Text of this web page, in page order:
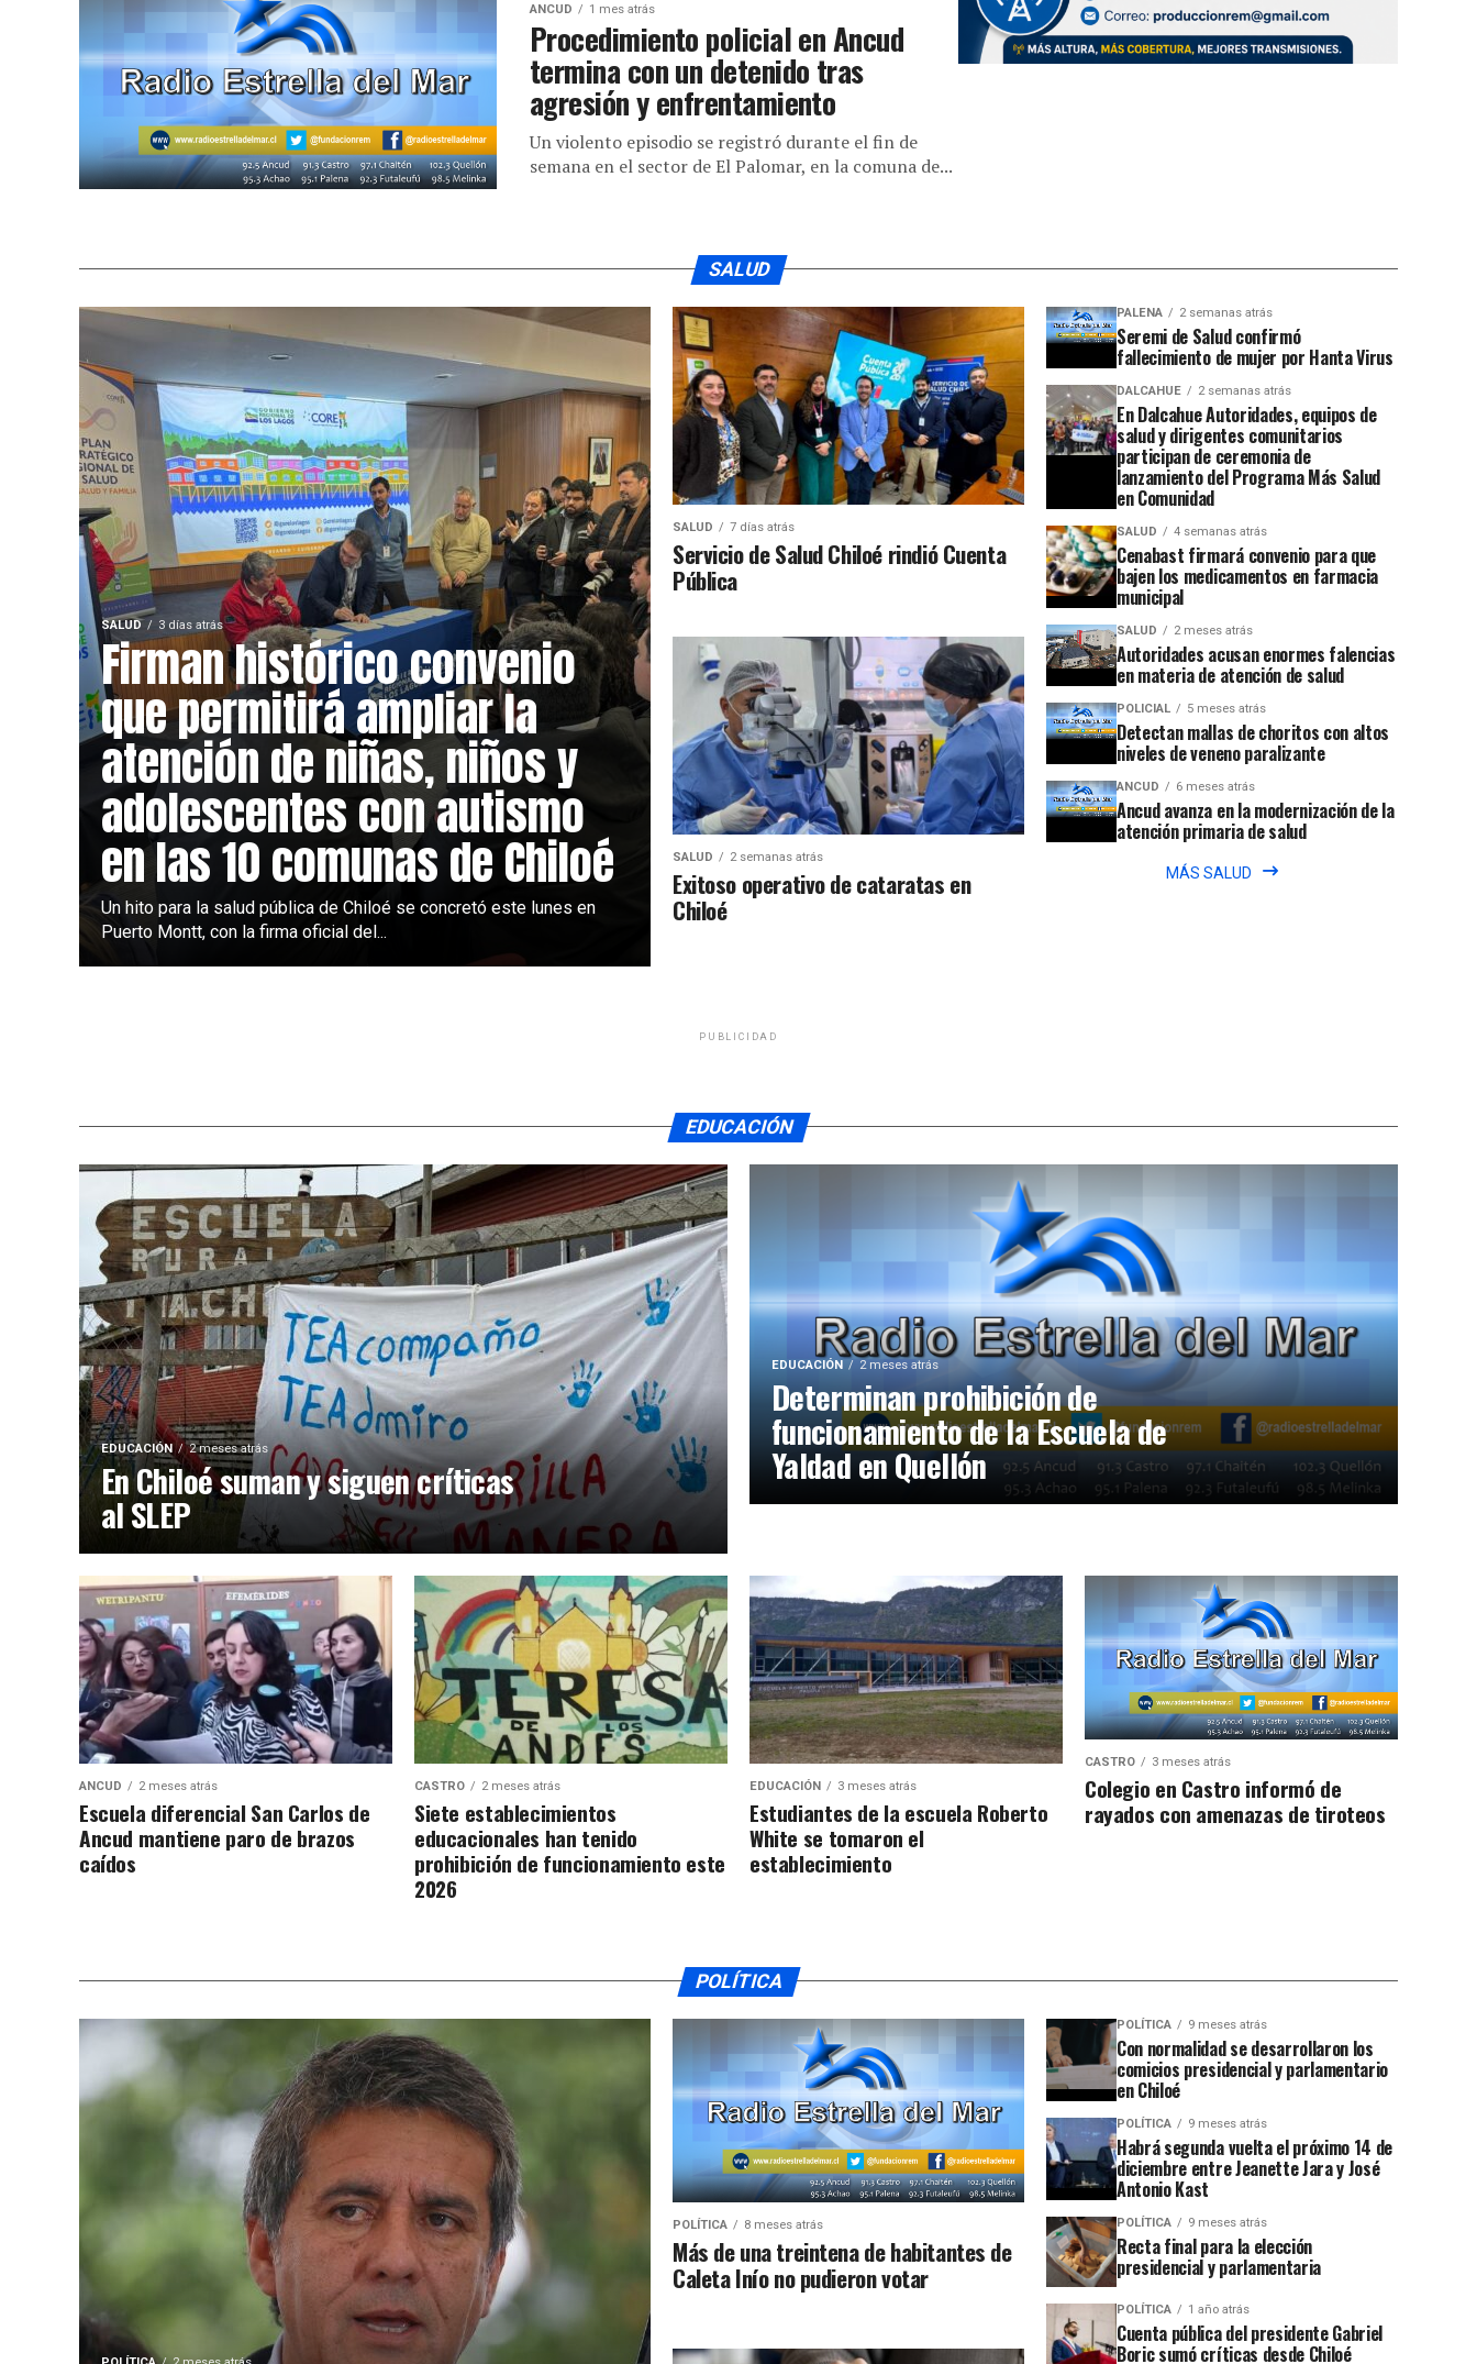
ANCUD 1 mes atrás
Procedimiento policial en Ancud
termina con un detenido tras
agresión y enfrentamiento
Un violento episodio se registró durante el fin de
semana en el sector de El Palomar, en la comuna de...
SALUD
SALUD 3 días atrás
Firman histórico convenio
que permitirá ampliar la
atención de niñas, niños y
adolescentes con autismo
en las 10 comunas de Chiloé
Un hito para la salud pública de Chiloé se concretó este lunes en
Puerto Montt, con la firma oficial del...
SALUD 7 días atrás
Servicio de Salud Chiloé rindió Cuenta
Pública
SALUD 2 semanas atrás
Exitoso operativo de cataratas en
Chiloé
PALENA 2 semanas atrás
Seremi de Salud confirmó
fallecimiento de mujer por Hanta Virus
DALCAHUE 2 semanas atrás
En Dalcahue Autoridades, equipos de
salud y dirigentes comunitarios
participan de ceremonia de
lanzamiento del Programa Más Salud
en Comunidad
SALUD 4 semanas atrás
Cenabast firmará convenio para que
bajen los medicamentos en farmacia
municipal
SALUD 2 meses atrás
Autoridades acusan enormes falencias
en materia de atención de salud
POLICIAL 5 meses atrás
Detectan mallas de choritos con altos
niveles de veneno paralizante
ANCUD 6 meses atrás
Ancud avanza en la modernización de la
atención primaria de salud
MÁS SALUD
PUBLICIDAD
EDUCACIÓN
EDUCACIÓN 2 meses atrás
En Chiloé suman y siguen críticas
al SLEP
EDUCACIÓN 2 meses atrás
Determinan prohibición de
funcionamiento de la Escuela de
Yaldad en Quellón
ANCUD 2 meses atrás
Escuela diferencial San Carlos de
Ancud mantiene paro de brazos
caídos
CASTRO 2 meses atrás
Siete establecimientos
educacionales han tenido
prohibición de funcionamiento este
2026
EDUCACIÓN 3 meses atrás
Estudiantes de la escuela Roberto
White se tomaron el
establecimiento
CASTRO 3 meses atrás
Colegio en Castro informó de
rayados con amenazas de tiroteos
POLÍTICA
POLÍTICA 8 meses atrás
Más de una treintena de habitantes de
Caleta Inío no pudieron votar
POLÍTICA 9 meses atrás
Con normalidad se desarrollaron los
comicios presidencial y parlamentario
en Chiloé
POLÍTICA 9 meses atrás
Habrá segunda vuelta el próximo 14 de
diciembre entre Jeanette Jara y José
Antonio Kast
POLÍTICA 9 meses atrás
Recta final para la elección
presidencial y parlamentaria
POLÍTICA 1 año atrás
Cuenta pública del presidente Gabriel
Boric sumó críticas desde Chiloé